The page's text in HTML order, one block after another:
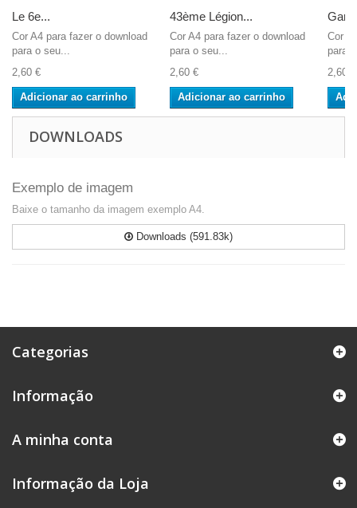
Le 6e...
Cor A4 para fazer o download
para o seu...
2,60 €
Adicionar ao carrinho
43ème Légion...
Cor A4 para fazer o download
para o seu...
2,60 €
Adicionar ao carrinho
Cor
para
2,60 €
DOWNLOADS
Exemplo de imagem
Baixe o tamanho da imagem exemplo A4.
Downloads (591.83k)
Categorias
Informação
A minha conta
Informação da Loja